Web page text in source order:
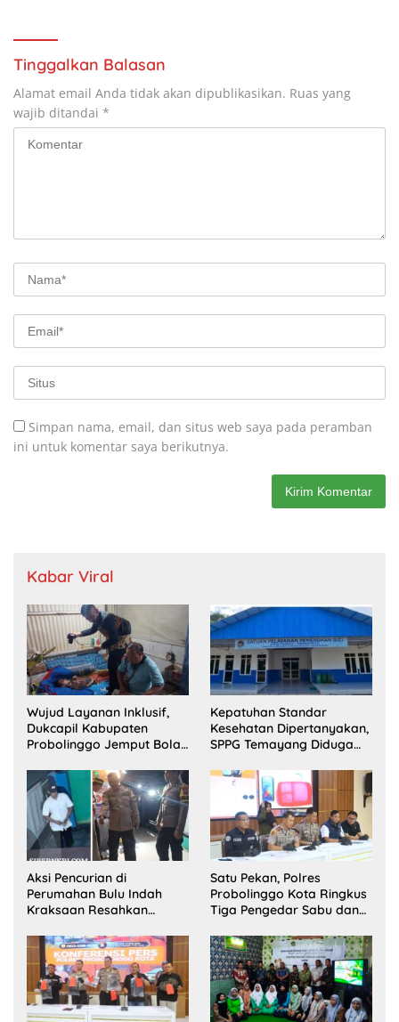
Tinggalkan Balasan
Alamat email Anda tidak akan dipublikasikan. Ruas yang
wajib ditandai *
Simpan nama, email, dan situs web saya pada peramban
ini untuk komentar saya berikutnya.
Kabar Viral
Wujud Layanan Inklusif,
Dukcapil Kabupaten
Probolinggo Jemput Bola
Disabilitas di Dringu
Kepatuhan Standar
Kesehatan Dipertanyakan,
SPPG Temayang Diduga
Aksi Pencurian di
Perumahan Bulu Indah
Kraksaan Resahkan
Satu Pekan, Polres
Probolinggo Kota Ringkus
Tiga Pengedar Sabu dan